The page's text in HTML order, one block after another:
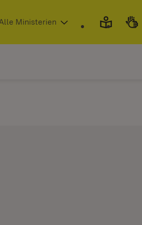
neuem Fenster)
Ministerien